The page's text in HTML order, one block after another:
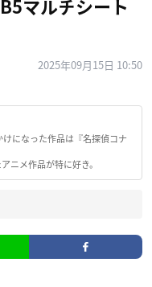
マルチシート
2025年09月15日 10:50
になった作品は『名探偵コナ
ニメ作品が特に好き。